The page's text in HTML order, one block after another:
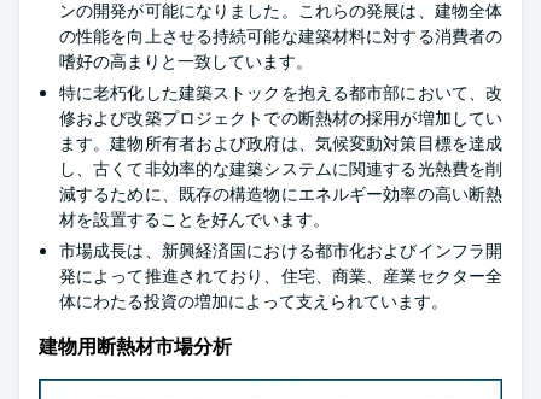
ンの開発が可能になりました。これらの発展は、建物全体
の性能を向上させる持続可能な建築材料に対する消費者の
嗜好の高まりと一致しています。
特に老朽化した建築ストックを抱える都市部において、改
修および改築プロジェクトでの断熱材の採用が増加してい
ます。建物所有者および政府は、気候変動対策目標を達成
し、古くて非効率的な建築システムに関連する光熱費を削
減するために、既存の構造物にエネルギー効率の高い断熱
材を設置することを好んでいます。
市場成長は、新興経済国における都市化およびインフラ開
発によって推進されており、住宅、商業、産業セクター全
体にわたる投資の増加によって支えられています。
建物用断熱材市場分析